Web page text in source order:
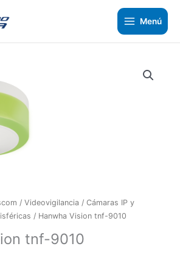
Menú
/ Videovigilancia / Cámaras IP y
/ Hanwha Vision tnf-9010
tnf-9010